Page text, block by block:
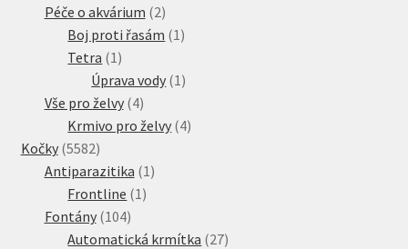
produktů
Péče o akvárium 22
produkty
Boj proti řasám 1 1
Tetra 1 1
produkt
Úprava vody 1 1
Vše pro želvy 44
produkty
Krmivo pro želvy 44
Kočky 55825582
produktů
Antiparazitika 1 1
Frontline 1 1
Fontány 104104
produktů
Automatická krmítka 2727